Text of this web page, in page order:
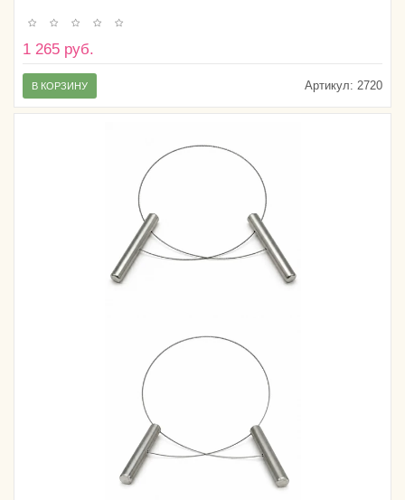
1 265 руб.
Артикул: 2720
В КОРЗИНУ